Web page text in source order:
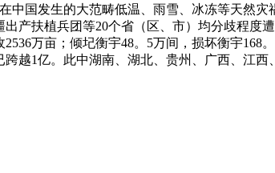
国发生的大范畴低温、雨雪、冰冻等天然灾
产扶植兵团等20个省（区、市）均分歧程度
万亩；倾圮衡宇48。5万间，损坏衡宇168
越1亿。此中湖南、湖北、贵州、广西、江西